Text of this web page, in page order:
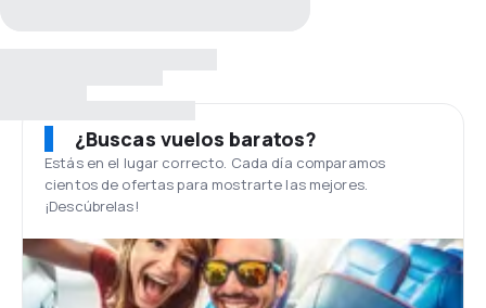
¿Buscas vuelos baratos?
Estás en el lugar correcto. Cada día comparamos
cientos de ofertas para mostrarte las mejores.
¡Descúbrelas!